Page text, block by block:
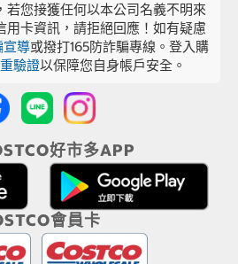
若您接獲任何以本公司名義不明來
用卡資訊，請拒絕回應！如有疑慮
宣導或撥打165防詐騙專線。登入購
驗證以保障您自身帳戶安全。
好市多APP
會員卡